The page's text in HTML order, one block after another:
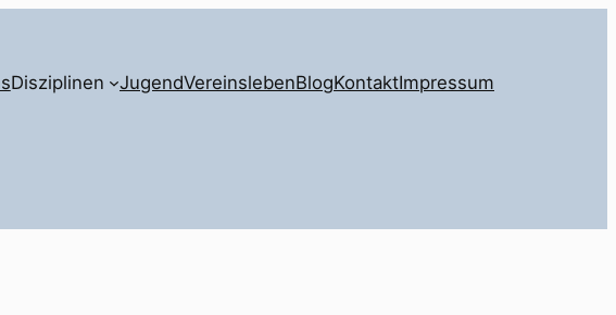
Disziplinen JugendVereinslebenBlogKontaktImpressum